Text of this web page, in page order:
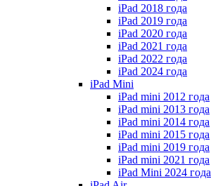
iPad 2018 года
iPad 2019 года
iPad 2020 года
iPad 2021 года
iPad 2022 года
iPad 2024 года
iPad Mini
iPad mini 2012 года
iPad mini 2013 года
iPad mini 2014 года
iPad mini 2015 года
iPad mini 2019 года
iPad mini 2021 года
iPad Mini 2024 года